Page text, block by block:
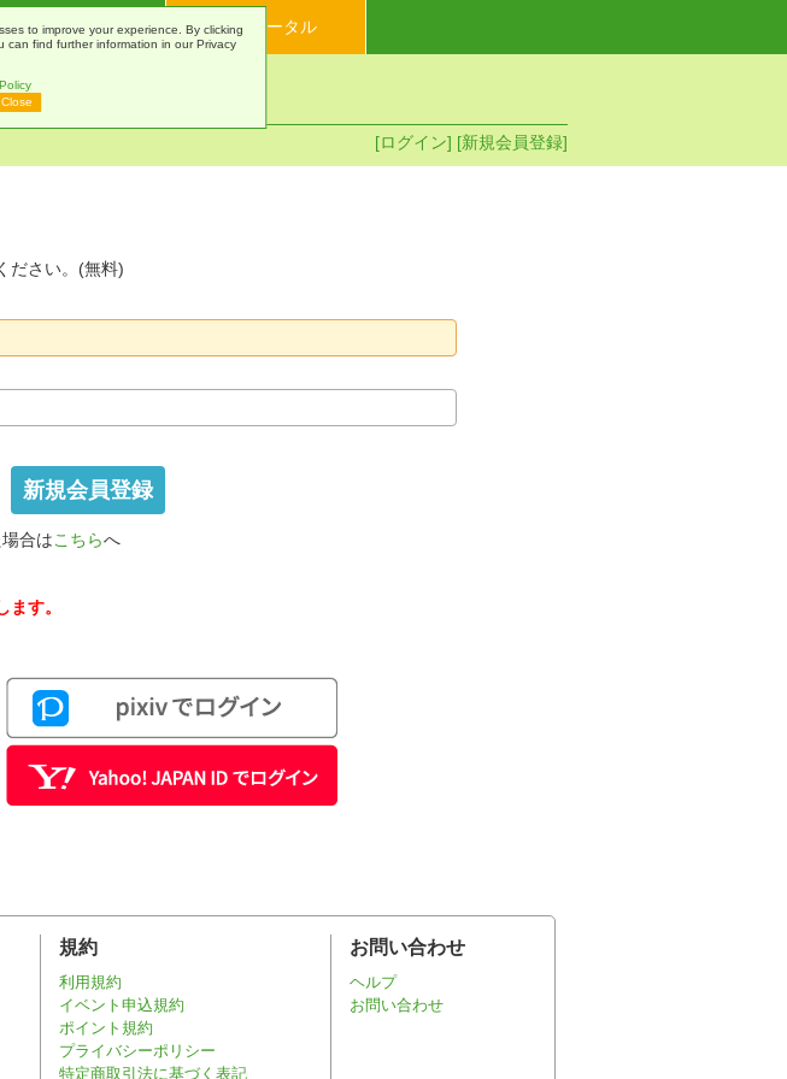
印刷Navi マイポータル
[ログイン] [新規会員登録]
ださい。(無料)
新規会員登録
合はこちらへ
す。
規約
利用規約
イベント申込規約
ポイント規約
プライバシーポリシー
特定商取引法に基づく表記
お問い合わせ
ヘルプ
お問い合わせ
to improve your experience. By clicking
can find further information in our Privacy
Close